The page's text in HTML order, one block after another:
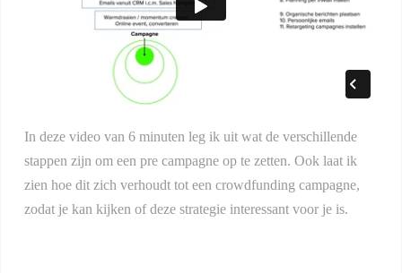
In deze video van 6 minuten leg ik uit wat de verschillende
stappen zijn om een pre campagne op te zetten. Ook laat ik
zien hoe dit zich verhoudt tot een crowdfunding campagne,
zodat je kan kijken of deze strategie interessant voor je is.